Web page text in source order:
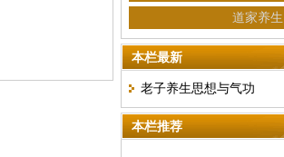
道家养生
本栏最新
老子养生思想与气功
本栏推荐